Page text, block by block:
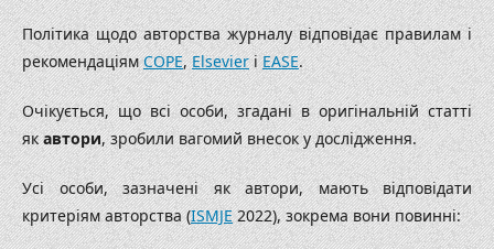
Політика щодо авторства журналу відповідає правилам і
рекомендаціямCOPE,ElsevierіEASE.
Очікується, що всі особи, згадані в оригінальній статті
якавтори, зробили вагомий внесок у дослідження.
Усі особи, зазначені як автори, мають відповідати
критеріям авторства (ISMJE2022), зокрема вони повинні: